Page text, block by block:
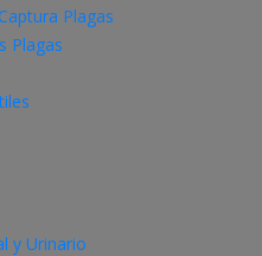
Plagas
Plagas
y Urinario